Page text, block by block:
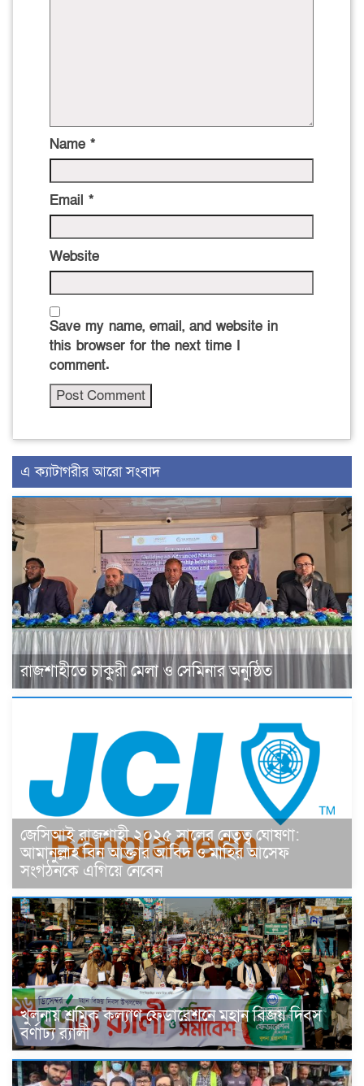
Name *
Email *
Website
Save my name, email, and website in
this browser for the next time I
comment.
এ ক্যাটাগরীর আরো সংবাদ
রাজশাহীতে চাকুরী মেলা ও সেমিনার অনুষ্ঠিত
জেসিআই রাজশাহী ২০২৫ সালের নেতৃত্ব ঘোষণা:
আমানুল্লাহ বিন আক্তার আবিদ ও মাহির আসেফ
সংগঠনকে এগিয়ে নেবেন
খুলনায় শ্রমিক কল্যাণ ফেডারেশনে মহান বিজয় দিবস
বর্ণাঢ্য র‌্যালী